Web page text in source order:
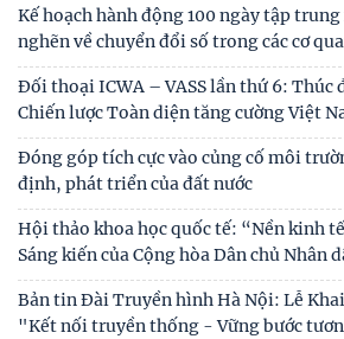
Tin mới
Cán bộ Viện Nghiên cứu Con người, Gia
Hội nghị tập huấn chuyên môn nghiệp vụ
Kế hoạch hành động 100 ngày tập
nghẽn về chuyển đổi số trong các cơ
Đối thoại ICWA – VASS lần thứ 6: Thúc
Chiến lược Toàn diện tăng cường Việt